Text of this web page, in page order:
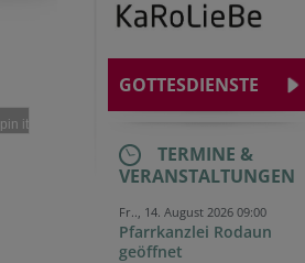
pin it
GOTTESDIENSTE
TERMINE &
VERANSTALTUNGEN
Fr.., 14. August 2026 09:00
Pfarrkanzlei Rodaun
geöffnet